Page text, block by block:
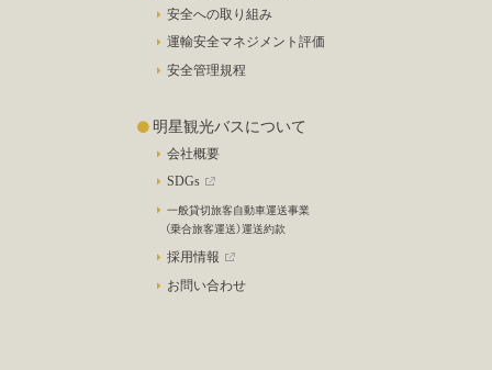
安全への取り組み
運輸安全マネジメント評価
安全管理規程
明星観光バスについて
会社概要
SDGs
一般貸切旅客自動車運送事業
（乗合旅客運送）運送約款
採用情報
お問い合わせ